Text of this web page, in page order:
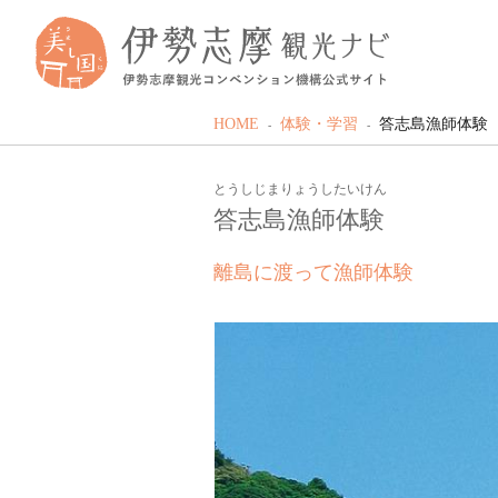
HOME 体験・学習 答志島漁師体験
とうしじまりょうしたいけん
答志島漁師体験
離島に渡って漁師体験